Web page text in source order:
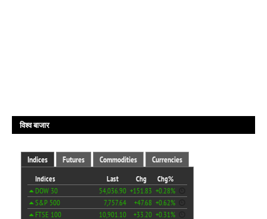
विश्व बाजार